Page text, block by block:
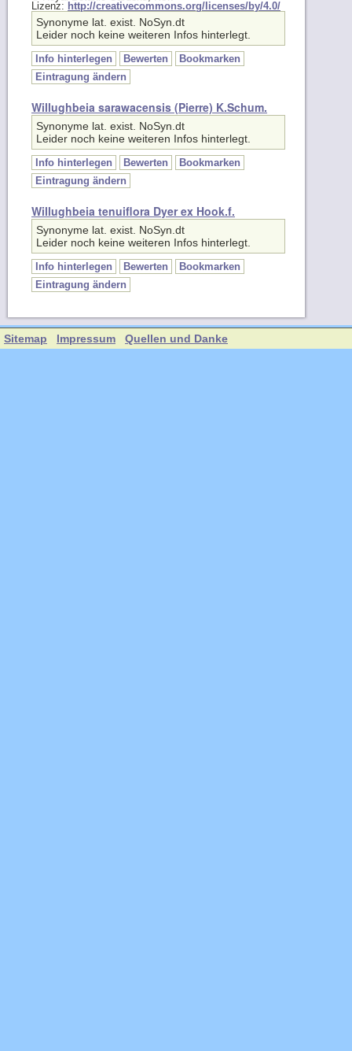
Synonyme lat. exist. NoSyn.dt
Leider noch keine weiteren Infos hinterlegt.
Info hinterlegen Bewerten
Bookmarken
Eintragung ändern
Synonyme lat. exist. NoSyn.dt
Leider noch keine weiteren Infos hinterlegt.
Info hinterlegen Bewerten
Bookmarken
Eintragung ändern
Synonyme lat. exist. NoSyn.dt
Leider noch keine weiteren Infos hinterlegt.
Info hinterlegen Bewerten
Bookmarken
Eintragung ändern
Sitemap Impressum Quellen und Danke